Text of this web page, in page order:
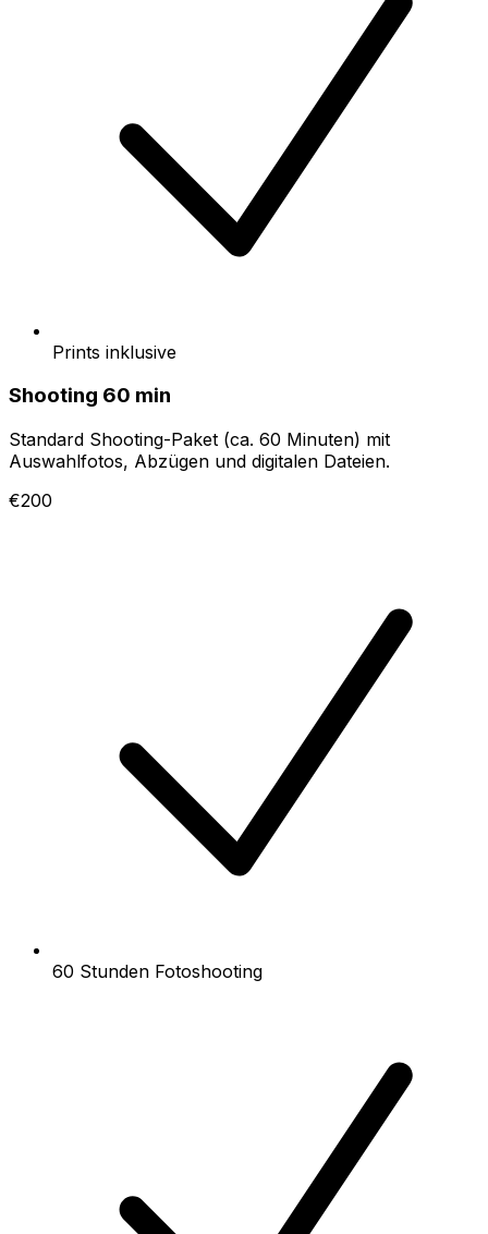
Prints inklusive
Shooting 60 min
Standard Shooting-Paket (ca. 60 Minuten) mit
Auswahlfotos, Abzügen und digitalen Dateien.
€200
60 Stunden Fotoshooting